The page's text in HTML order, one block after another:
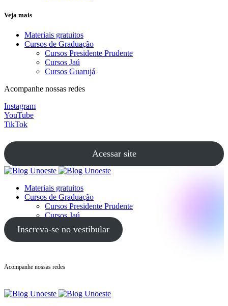
Veja mais
Materiais gratuitos
Cursos de Graduação
Cursos Presidente Prudente
Cursos Jaú
Cursos Guarujá
Acompanhe nossas redes
Instagram
YouTube
TikTok
Acessar site
Materiais gratuitos
Cursos de Graduação
Cursos Presidente Prudente
Cursos Jaú
Cursos Guarujá
Inscreva-se no vestibular
Acompanhe nossas redes